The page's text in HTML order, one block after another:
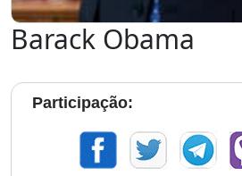
Barack Obama
Participação: